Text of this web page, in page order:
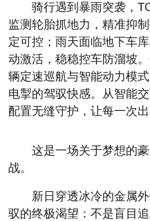
骑行遇到暴雨突袭，
监测轮胎抓地力，精准抑
定可控；雨天面临地下车
动激活，稳稳控车防溜坡
辆定速巡航与智能动力模式
电掣的驾驭快感。从智能
配置无缝守护，让每一次出
这是一场关于梦想的
战。
新日穿透冰冷的金属
驭的终极渴望：不是盲目